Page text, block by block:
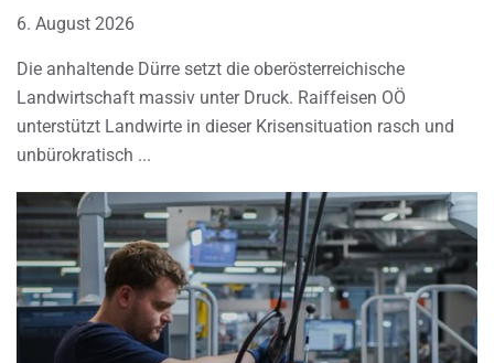
6. August 2026
Die anhaltende Dürre setzt die oberösterreichische
Landwirtschaft massiv unter Druck. Raiffeisen OÖ
unterstützt Landwirte in dieser Krisensituation rasch und
unbürokratisch